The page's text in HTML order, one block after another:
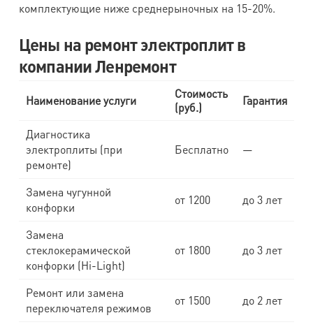
комплектующие ниже среднерыночных на 15-20%.
Цены на ремонт электроплит в
компании Ленремонт
Наименование услуги
Стоимость
(руб.)
Гарантия
Диагностика
электроплиты (при
ремонте)
Бесплатно —
Замена чугунной
конфорки
от 1200 до 3 лет
Замена
стеклокерамической
конфорки (Hi-Light)
от 1800 до 3 лет
Ремонт или замена
переключателя режимов
от 1500 до 2 лет